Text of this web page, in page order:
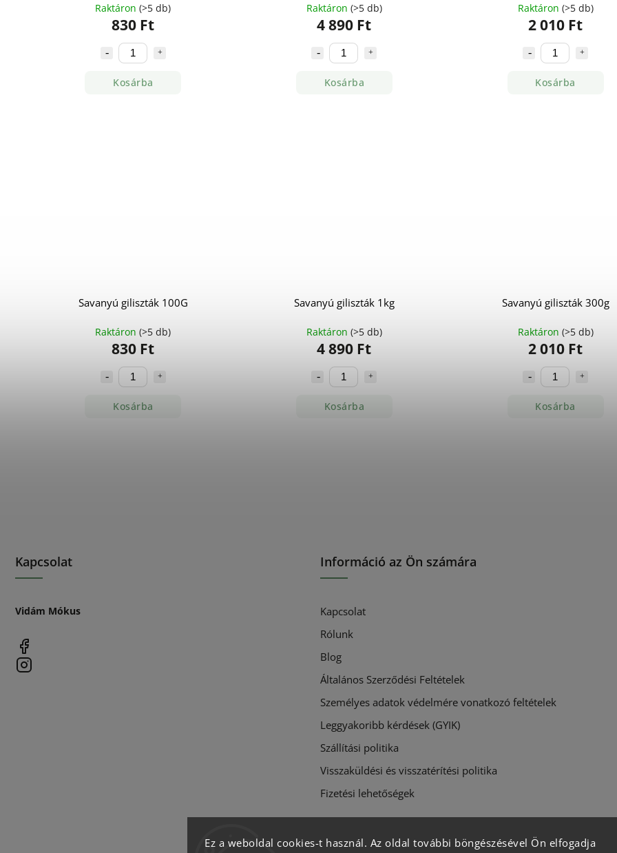
Ez a weboldal cookies-t használ. Az oldal további böngészésével Ön elfogadja
Raktáron(>5 db)
830 Ft
Kosárba
Raktáron (>5 db)
4 890 Ft
Kosárba
Raktáron (>5 db)
2 010 Ft
Kosárba
Savanyú giliszták 100G
Raktáron(>5 db)
830 Ft
Kosárba
Savanyú giliszták 1kg
Raktáron (>5 db)
4 890 Ft
Kosárba
Savanyú giliszták 300g
Raktáron (>5 db)
2 010 Ft
Kosárba
Kapcsolat
Vidám Mókus
Információ az Ön számára
Kapcsolat
Rólunk
Blog
Általános Szerződési Feltételek
Személyes adatok védelmére vonatkozó feltételek
Leggyakoribb kérdések (GYIK)
Szállítási politika
Visszaküldési és visszatérítési politika
Fizetési lehetőségek